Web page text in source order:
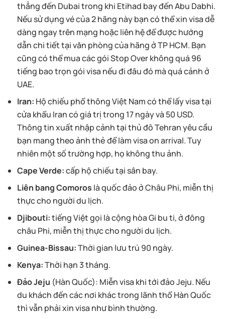
thẳng đến Dubai trong khi Etihad bay đến Abu Dabhi.
Nếu sử dụng vé của 2 hãng này bạn có thể xin visa dễ
dàng ngay trên mạng hoặc liên hệ để được hướng
dẫn chi tiết tại văn phòng của hãng ở TP HCM. Bạn
cũng có thể mua các gói Stop Over không quá 96
tiếng bao trọn gói visa nếu đi đâu đó mà quá cảnh ở
UAE.
Iran: Hộ chiếu phổ thông Việt Nam có thể lấy visa tại
cửa khẩu Iran có giá trị trong 17 ngày và 50 USD.
Thông tin xuất nhập cảnh tại thủ đô Tehran yêu cầu
bạn mang theo ảnh thẻ để làm visa on arrival. Tuy
nhiên một số trường hợp, họ không thu ảnh.
Cape Verde:cấp hộ chiếu tại sân bay.
Liên bang Comoros là quốc đảo ở Châu Phi, miễn thị
thực cho người du lịch.
Djibouti:tiếng Việt gọi là cộng hòa Gi bu ti, ở đông
châu Phi, miễn thị thực cho người du lịch.
Guinea-Bissau:Thời gian lưu trú 90 ngày.
Kenya:Thời hạn 3 tháng.
Đảo Jeju (Hàn Quốc): Miễn visa khi tới đảo Jeju. Nếu
du khách đến các nơi khác trong lãnh thổ Hàn Quốc
thì vẫn phải xin visa như bình thường.